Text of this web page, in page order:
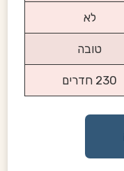
לא
טובה
230 חדרים